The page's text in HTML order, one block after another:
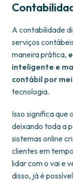
A contabilidade
serviços
maneira prática,
inteligente e
contábil por
tecnologia.
Isso significa que
deixando toda a
sistemas online
clientes em
lidar com o vai e
disso, já é